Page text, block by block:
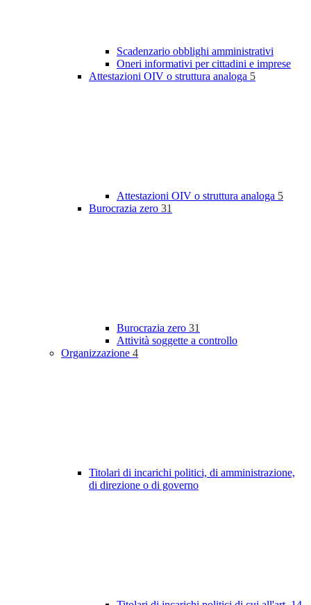
Scadenzario obblighi amministrativi
Oneri informativi per cittadini e imprese
Attestazioni OIV o struttura analoga 5
Attestazioni OIV o struttura analoga 5
Burocrazia zero 31
Burocrazia zero 31
Attività soggette a controllo
Organizzazione 4
Titolari di incarichi politici, di amministrazione,
di direzione o di governo